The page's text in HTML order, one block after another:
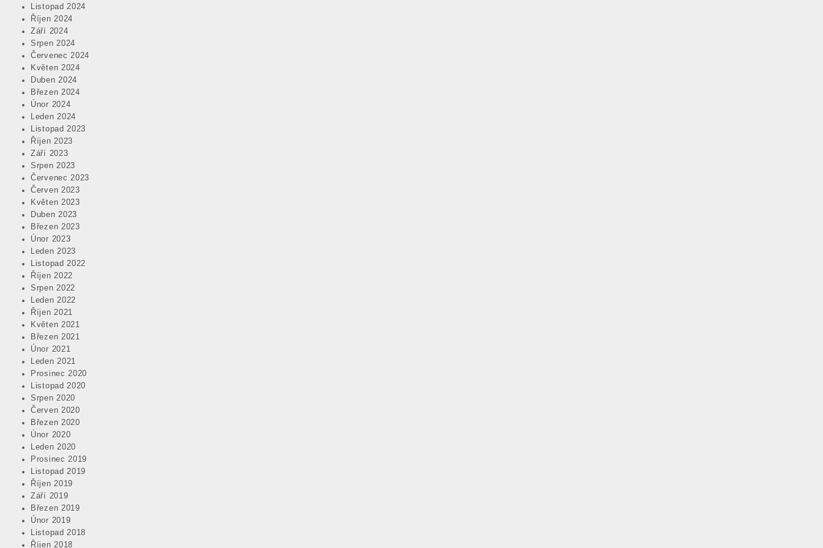
Listopad 2024
Říjen 2024
Září 2024
Srpen 2024
Červenec 2024
Květen 2024
Duben 2024
Březen 2024
Únor 2024
Leden 2024
Listopad 2023
Říjen 2023
Září 2023
Srpen 2023
Červenec 2023
Červen 2023
Květen 2023
Duben 2023
Březen 2023
Únor 2023
Leden 2023
Listopad 2022
Říjen 2022
Srpen 2022
Leden 2022
Říjen 2021
Květen 2021
Březen 2021
Únor 2021
Leden 2021
Prosinec 2020
Listopad 2020
Srpen 2020
Červen 2020
Březen 2020
Únor 2020
Leden 2020
Prosinec 2019
Listopad 2019
Říjen 2019
Září 2019
Březen 2019
Únor 2019
Listopad 2018
Říjen 2018